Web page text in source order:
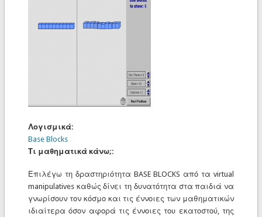
Λογισμικά:
Base Blocks
Τι μαθηματικά κάνω;:
Επιλέγω τη δραστηριότητα BASE BLOCKS από τα virtual
manipulatives καθώς δίνει τη δυνατότητα στα παιδιά να
γνωρίσουν τον κόσμο και τις έννοιες των μαθηματικών
ιδιαίτερα όσον αφορά τις έννοιες του εκατοστού, της